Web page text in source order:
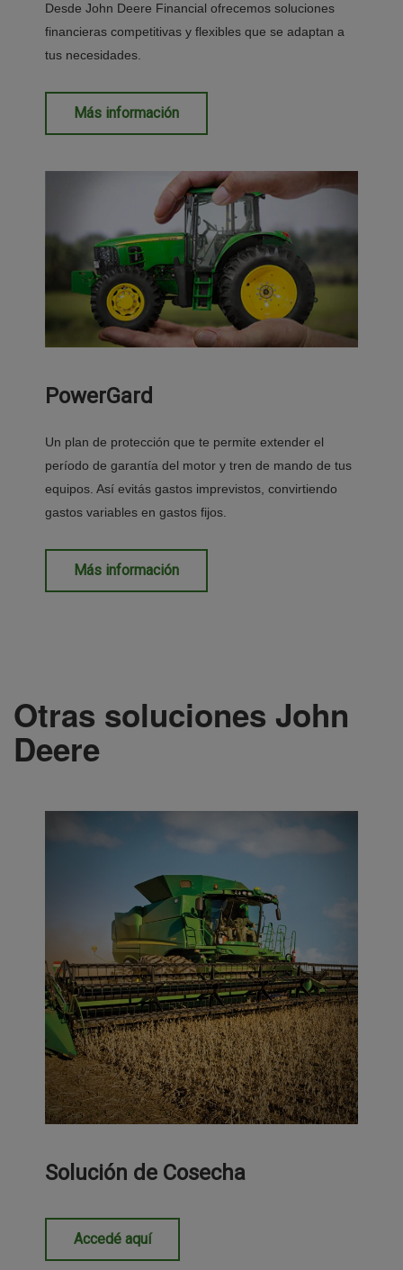
Desde John Deere Financial ofrecemos soluciones
financieras competitivas y flexibles que se adaptan a
tus necesidades.
Más información
PowerGard
Un plan de protección que te permite extender el
período de garantía del motor y tren de mando de tus
equipos. Así evitás gastos imprevistos, convirtiendo
gastos variables en gastos fijos.
Más información
Otras soluciones John
Deere
Solución de Cosecha
Accedé aquí